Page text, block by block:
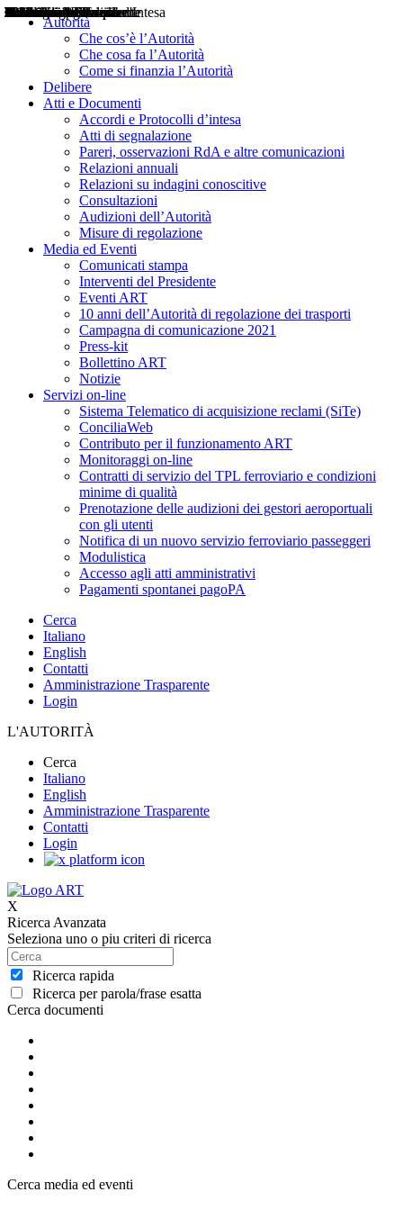
Autorità
Che cos’è l’Autorità
Che cosa fa l’Autorità
Come si finanzia l’Autorità
Delibere
Atti e Documenti
Accordi e Protocolli d’intesa
Atti di segnalazione
Pareri, osservazioni RdA e altre comunicazioni
Relazioni annuali
Relazioni su indagini conoscitive
Consultazioni
Audizioni dell’Autorità
Misure di regolazione
Media ed Eventi
Comunicati stampa
Interventi del Presidente
Eventi ART
10 anni dell’Autorità di regolazione dei trasporti
Campagna di comunicazione 2021
Press-kit
Bollettino ART
Notizie
Servizi on-line
Sistema Telematico di acquisizione reclami (SiTe)
ConciliaWeb
Contributo per il funzionamento ART
Monitoraggi on-line
Contratti di servizio del TPL ferroviario e condizioni
minime di qualità
Prenotazione delle audizioni dei gestori aeroportuali
con gli utenti
Notifica di un nuovo servizio ferroviario passeggeri
Modulistica
Accesso agli atti amministrativi
Pagamenti spontanei pagoPA
Cerca
Italiano
English
Contatti
Amministrazione Trasparente
Login
L'AUTORITÀ
Cerca
Italiano
English
Amministrazione Trasparente
Contatti
Login
X
Ricerca Avanzata
Seleziona uno o piu criteri di ricerca
Ricerca rapida
Ricerca per parola/frase esatta
Cerca documenti
Delibere
Pareri
Consultazioni
Audizioni
Atti di Segnalazione
Accordi e Protocolli d'Intesa
Relazioni annuali
Misure di regolazione
Cerca media ed eventi
Notizie
Comunicati Stampa
Bollettini ART
Convegni ART
Interviste del Presidente
Articoli in primo piano
Interventi del Presidente
2004
2005
2010
2013
2014
2015
2016
2017
2018
2019
202
2020
2021
2022
2023
2024
2025
2026
Aereo
Marittimo
Terrestre